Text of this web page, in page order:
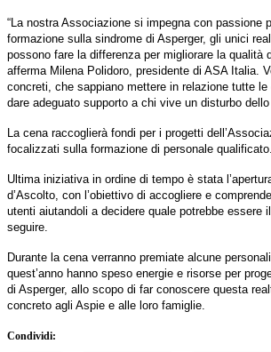
“La nostra Associazione si impegna con passione
formazione sulla sindrome di Asperger, gli unici
possono fare la differenza per migliorare la qualità
afferma Milena Polidoro, presidente di ASA Italia.
concreti, che sappiano mettere in relazione tutte
dare adeguato supporto a chi vive un disturbo
La cena raccoglierà fondi per i progetti
focalizzati sulla formazione di personale qualificato.
Ultima iniziativa in ordine di tempo è stata
d’Ascolto, con l’obiettivo di accogliere e
utenti aiutandoli a decidere quale potrebbe essere
seguire.
Durante la cena verranno premiate alcune
quest’anno hanno speso energie e risorse per
di Asperger, allo scopo di far conoscere questa
concreto agli Aspie e alle loro famiglie.
Condividi: